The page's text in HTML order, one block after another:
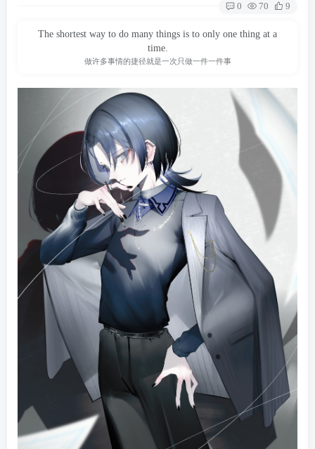
0 70 9
The shortest way to do many things is to only one thing at a
time.
做许多事情的捷径就是一次只做一件一件事